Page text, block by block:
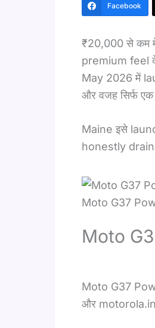
Facebook
₹20,000 से कम
premium feel
May 2026 में
और वजह सिर्फ एक
Maine इसे
honestly drain
Moto G37
Moto
Moto G37
और